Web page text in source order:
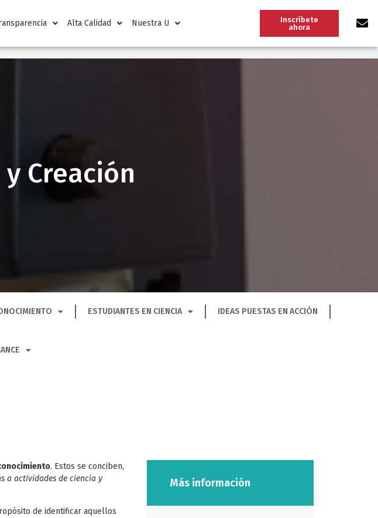
Alta Calidad Nuestra U
Inscríbete
ahora
Creación
ESTUDIANTES EN CIENCIA IDEAS PUESTAS EN ACCIÓN
. Estos se conciben,
a actividades de ciencia y
de identificar aquellos
Más información